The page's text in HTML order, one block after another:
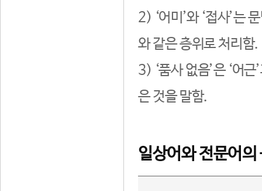
2) ‘어미’와 ‘접사’는
와 같은 층위로 처리함.
3) ‘품사 없음’은 ‘어
은 것을 말함.
일상어와 전문어의